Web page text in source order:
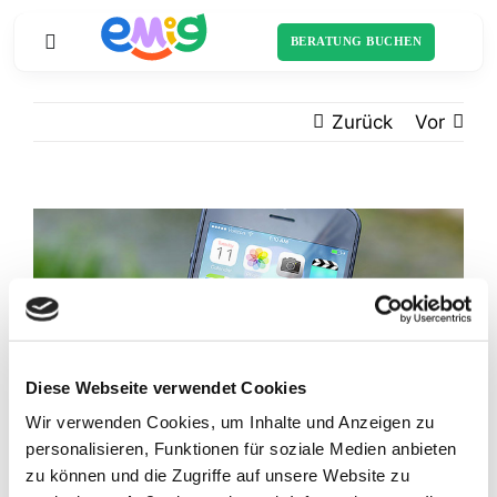
Diese Webseite verwendet Cookies
Wir verwenden Cookies, um Inhalte und Anzeigen zu
personalisieren, Funktionen für soziale Medien anbieten
zu können und die Zugriffe auf unsere Website zu
Inhalt
BERATUNG BUCHEN
Toggle
Schulranzen
Über uns
Schulliste
Zurück Vor
grösseres
Bild
A Day with Sunshine & Bliss